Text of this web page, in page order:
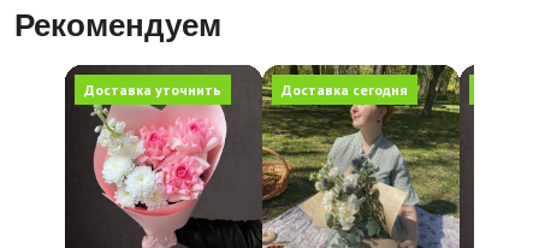
Рекомендуем
Доставка уточнить Доставка сегодня